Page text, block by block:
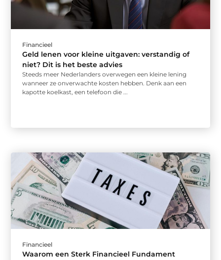
Financieel
Geld lenen voor kleine uitgaven: verstandig of
niet? Dit is het beste advies
Steeds meer Nederlanders overwegen een kleine lening
wanneer ze onverwachte kosten hebben. Denk aan een
kapotte koelkast, een telefoon die ...
Financieel
Waarom een Sterk Financieel Fundament